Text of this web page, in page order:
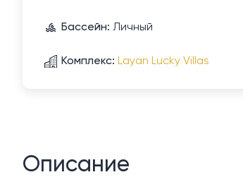
Бассейн: Личный
Комплекс: Layan Lucky Villas
Описание